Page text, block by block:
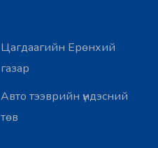
Цагдаагийн Ерөнхий
газар
Авто тээврийн үндэсний
төв